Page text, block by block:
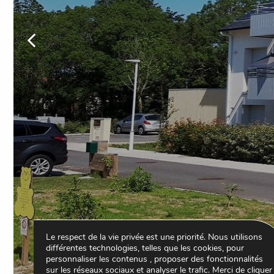
Photo
précédente
Le respect de la vie privée est une priorité. Nous utilisons
différentes technologies, telles que les cookies, pour
personnaliser les contenus , proposer des fonctionnalités
sur les réseaux sociaux et analyser le trafic. Merci de cliquer